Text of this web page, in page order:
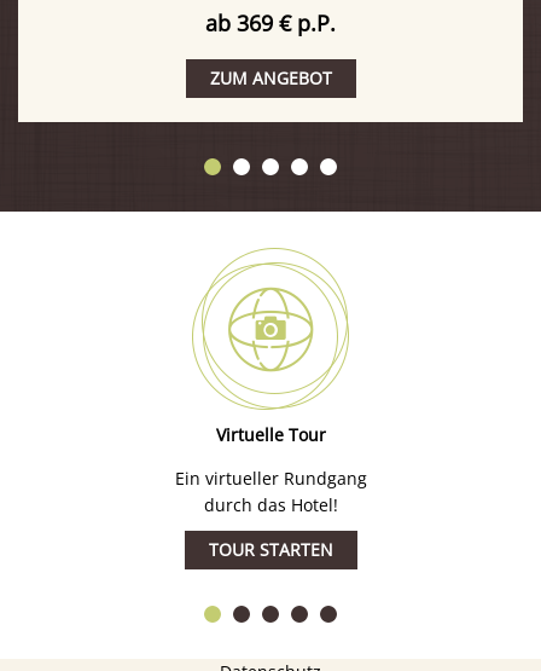
ab 369 € p.P.
ZUM ANGEBOT
Virtuelle Tour
Ein virtueller Rundgang
durch das Hotel!
TOUR STARTEN